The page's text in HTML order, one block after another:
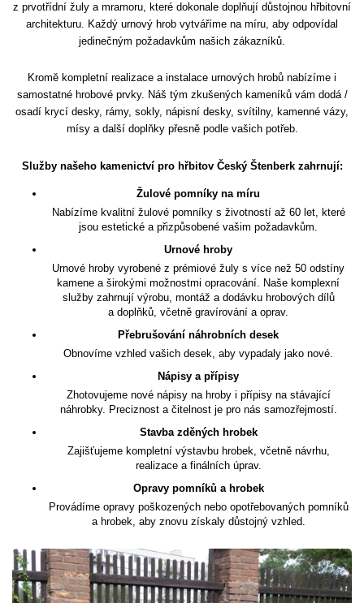
z prvotřídní žuly a mramoru, které dokonale doplňují důstojnou hřbitovní
architekturu. Každý urnový hrob vytváříme na míru, aby odpovídal
jedinečným požadavkům našich zákazníků.
Kromě kompletní realizace a instalace urnových hrobů nabízíme i
samostatné hrobové prvky. Náš tým zkušených kameníků vám dodá /
osadí krycí desky, rámy, sokly, nápisní desky, svítilny, kamenné vázy,
mísy a další doplňky přesně podle vašich potřeb.
Služby našeho kamenictví pro hřbitov Český Štenberk zahrnují:
Žulové pomníky na míru
Nabízíme kvalitní žulové pomníky s životností až 60 let, které
jsou estetické a přizpůsobené vašim požadavkům.
Urnové hroby
Urnové hroby vyrobené z prémiové žuly s více než 50 odstíny
kamene a širokými možnostmi opracování. Naše komplexní
služby zahrnují výrobu, montáž a dodávku hrobových dílů
a doplňků, včetně gravírování a oprav.
Přebrušování náhrobních desek
Obnovíme vzhled vašich desek, aby vypadaly jako nové.
Nápisy a přípisy
Zhotovujeme nové nápisy na hroby i přípisy na stávající
náhrobky. Preciznost a čitelnost je pro nás samozřejmostí.
Stavba zděných hrobek
Zajišťujeme kompletní výstavbu hrobek, včetně návrhu,
realizace a finálních úprav.
Opravy pomníků a hrobek
Provádíme opravy poškozených nebo opotřebovaných pomníků
a hrobek, aby znovu získaly důstojný vzhled.